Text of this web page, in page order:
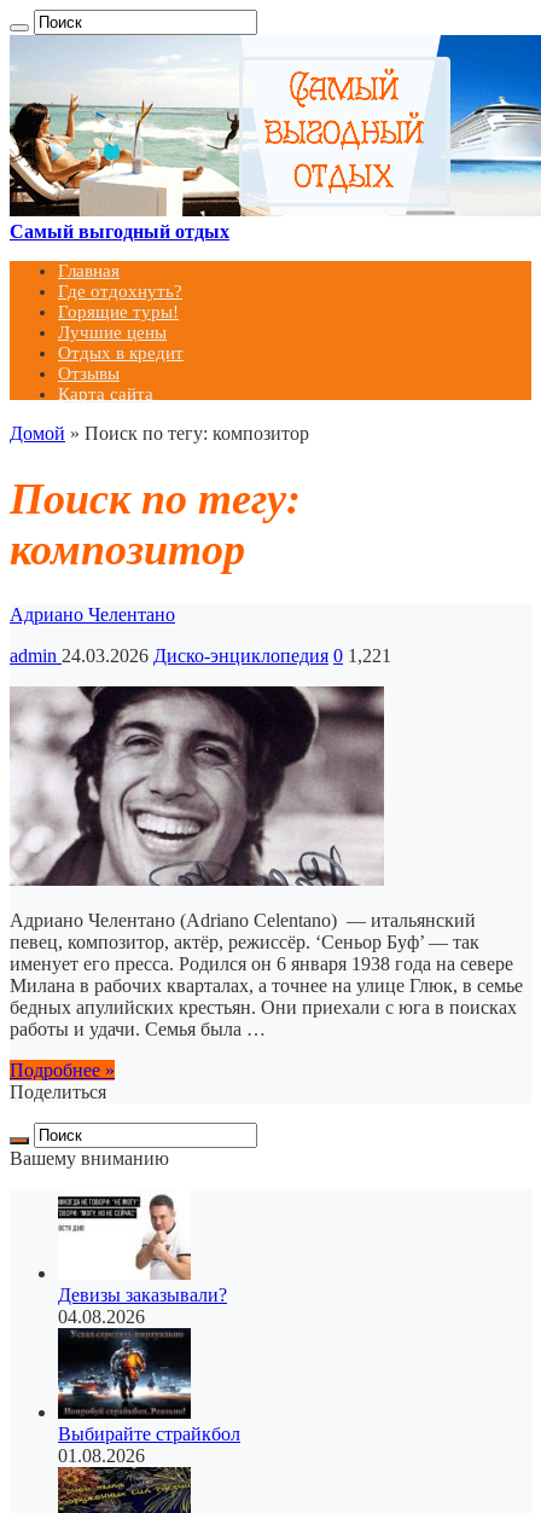
Самый выгодный отдых
Главная
Где отдохнуть?
Горящие туры!
Лучшие цены
Отдых в кредит
Отзывы
Карта сайта
Домой » Поиск по тегу: композитор
Поиск по тегу:
композитор
Адриано Челентано
admin 24.03.2026 Диско-энциклопедия 0 1,221
Адриано Челентано (Adriano Celentano) — итальянский
певец, композитор, актёр, режиссёр. ‘Сеньор Буф’ — так
именует его пресса. Родился он 6 января 1938 года на севере
Милана в рабочих кварталах, а точнее на улице Глюк, в семье
бедных апулийских крестьян. Они приехали с юга в поисках
работы и удачи. Семья была …
Подробнее »
Поделиться
Вашему вниманию
Девизы заказывали?
04.08.2026
Выбирайте страйкбол
01.08.2026